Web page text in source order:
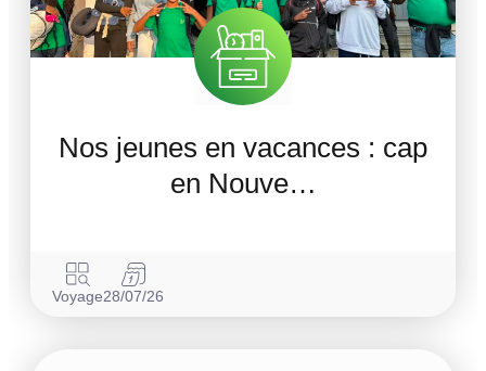
Nos jeunes en vacances : cap
en Nouve…
Voyage28/07/26